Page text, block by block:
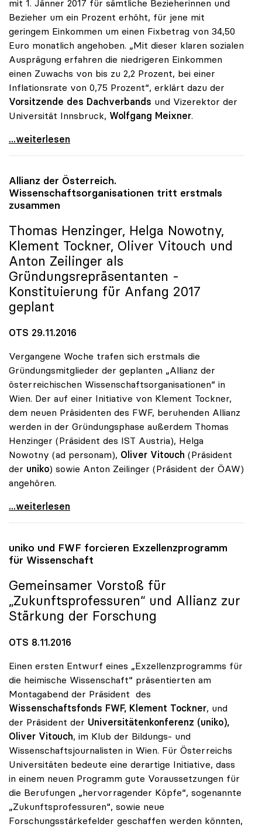
mit 1. Jänner 2017 für sämtliche Bezieherinnen und
Bezieher um ein Prozent erhöht, für jene mit
geringem Einkommen um einen Fixbetrag von 34,50
Euro monatlich angehoben. „Mit dieser klaren sozialen
Ausprägung erfahren die niedrigeren Einkommen
einen Zuwachs von bis zu 2,2 Prozent, bei einer
Inflationsrate von 0,75 Prozent“, erklärt dazu der
Vorsitzende des Dachverbands und Vizerektor der
Universität Innsbruck, Wolfgang Meixner.
Universitäten: Gehaltsabschluss 2017 mit
...weiterlesen
Allianz der Österreich.
Wissenschaftsorganisationen tritt erstmals
zusammen
Thomas Henzinger, Helga Nowotny,
Klement Tockner, Oliver Vitouch und
Anton Zeilinger als
Gründungsrepräsentanten -
Konstituierung für Anfang 2017
geplant
OTS 29.11.2016
Vergangene Woche trafen sich erstmals die
Gründungsmitglieder der geplanten „Allianz der
österreichischen Wissenschaftsorganisationen“ in
Wien. Der auf einer Initiative von Klement Tockner,
dem neuen Präsidenten des FWF, beruhenden Allianz
werden in der Gründungsphase außerdem Thomas
Henzinger (Präsident des IST Austria), Helga
Nowotny (ad personam), Oliver Vitouch (Präsident
der uniko) sowie Anton Zeilinger (Präsident der ÖAW)
angehören.
Allianz der Österreich.
...weiterlesen
uniko und FWF forcieren Exzellenzprogramm
für Wissenschaft
Gemeinsamer Vorstoß für
„Zukunftsprofessuren“ und Allianz zur
Stärkung der Forschung
OTS 8.11.2016
Einen ersten Entwurf eines „Exzellenzprogramms für
die heimische Wissenschaft“ präsentierten am
Montagabend der Präsident des
Wissenschaftsfonds FWF, Klement Tockner, und
der Präsident der Universitätenkonferenz (uniko),
Oliver Vitouch, im Klub der Bildungs- und
Wissenschaftsjournalisten in Wien. Für Österreichs
Universitäten bedeute eine derartige Initiative, dass
in einem neuen Programm gute Voraussetzungen für
die Berufungen „hervorragender Köpfe“, sogenannte
„Zukunftsprofessuren“, sowie neue
Forschungsstärkefelder geschaffen werden könnten,